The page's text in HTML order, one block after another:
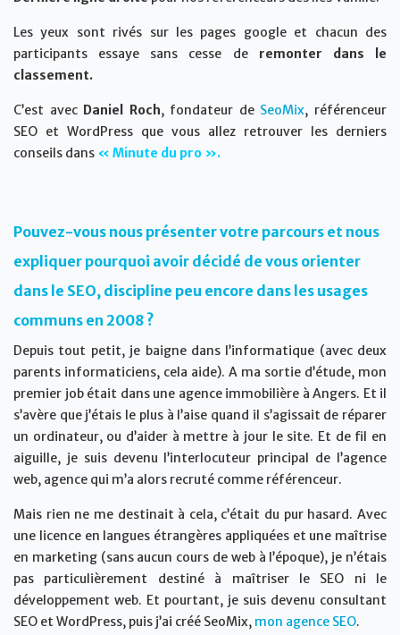
Les yeux sont rivés sur les pages google et chacun des
participants essaye sans cesse de remonter dans le
classement.
C’est avec Daniel Roch, fondateur de SeoMix, référenceur
SEO et WordPress que vous allez retrouver les derniers
conseils dans « Minute du pro ».
Pouvez-vous nous présenter votre parcours et nous
expliquer pourquoi avoir décidé de vous orienter
dans le SEO, discipline peu encore dans les usages
communs en 2008 ?
Depuis tout petit, je baigne dans l’informatique (avec deux
parents informaticiens, cela aide). A ma sortie d’étude, mon
premier job était dans une agence immobilière à Angers. Et il
s’avère que j’étais le plus à l’aise quand il s’agissait de réparer
un ordinateur, ou d’aider à mettre à jour le site. Et de fil en
aiguille, je suis devenu l’interlocuteur principal de l’agence
web, agence qui m’a alors recruté comme référenceur.
Mais rien ne me destinait à cela, c’était du pur hasard. Avec
une licence en langues étrangères appliquées et une maîtrise
en marketing (sans aucun cours de web à l’époque), je n’étais
pas particulièrement destiné à maîtriser le SEO ni le
développement web. Et pourtant, je suis devenu consultant
SEO et WordPress, puis j’ai créé SeoMix, mon agence SEO.